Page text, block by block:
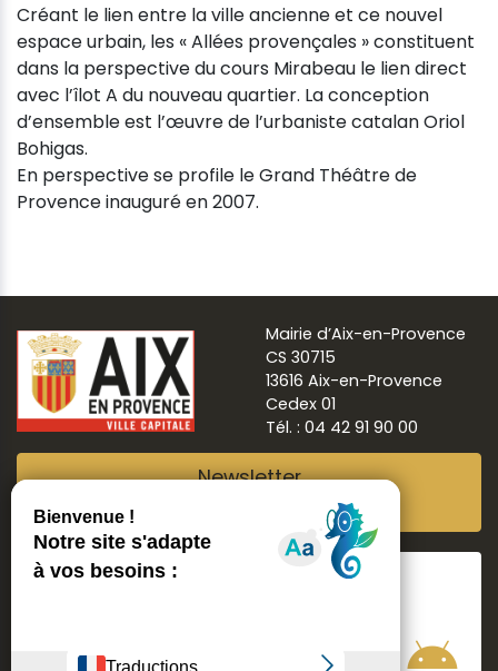
Créant le lien entre la ville ancienne et ce nouvel
espace urbain, les « Allées provençales » constituent
dans la perspective du cours Mirabeau le lien direct
avec l’îlot A du nouveau quartier. La conception
d’ensemble est l’œuvre de l’urbaniste catalan Oriol
Bohigas.
En perspective se profile le Grand Théâtre de
Provence inauguré en 2007.
Mairie d’Aix-en-Provence
CS 30715
13616 Aix-en-Provence
Cedex 01
Tél. : 04 42 91 90 00
Newsletter
Suivre Aix ma ville